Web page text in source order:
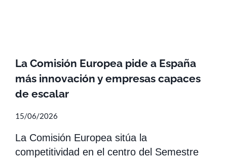
La Comisión Europea pide a España
más innovación y empresas capaces
de escalar
15/06/2026
La Comisión Europea sitúa la
competitividad en el centro del Semestre